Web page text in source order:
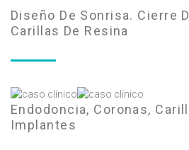
Diseño De Sonrisa. Cierre
Carillas De Resina
Endodoncia, Coronas,
Implantes